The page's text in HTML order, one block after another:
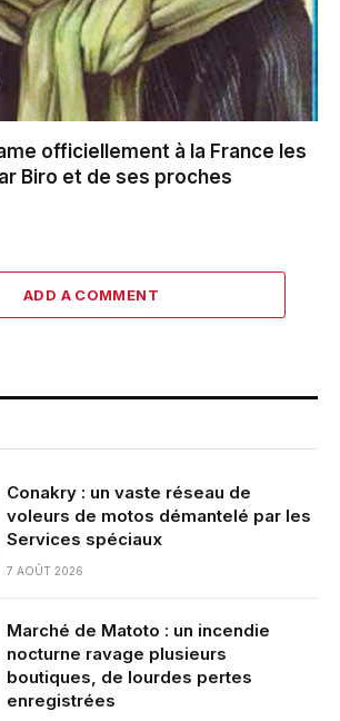
officiellement à la France les
Biro et de ses proches
ADD A COMMENT
Conakry : un vaste réseau de
voleurs de motos démantelé par les
Services spéciaux
7 AOÛT 2026
Marché de Matoto : un incendie
nocturne ravage plusieurs
boutiques, de lourdes pertes
enregistrées